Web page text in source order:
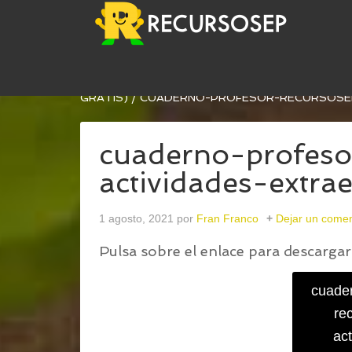
GRATIS) /CUADERNO-PROFESOR-
cuaderno-
actividades-
1 agosto, 2021 por Fran Franco Dejar un
Pulsa sobre el enlace para